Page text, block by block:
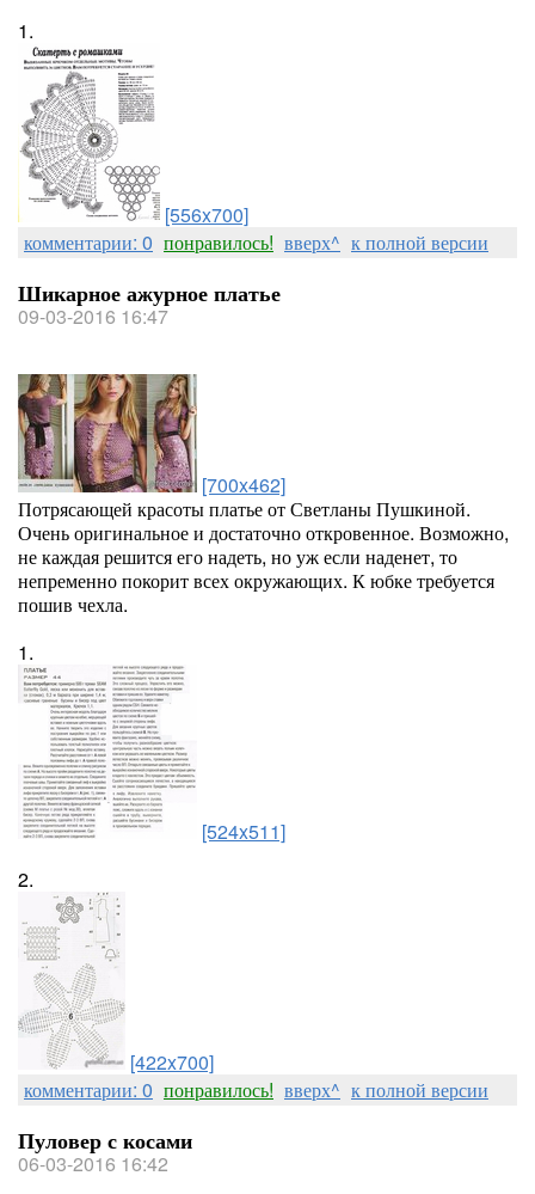
1.
[556x700]
комментарии: 0 понравилось! вверх^ к полной версии
Шикарное ажурное платье
09-03-2016 16:47
[700x462]
Потрясающей красоты платье от Светланы Пушкиной.
Очень оригинальное и достаточно откровенное. Возможно,
не каждая решится его надеть, но уж если наденет, то
непременно покорит всех окружающих. К юбке требуется
пошив чехла.
1.
[524x511]
2.
[422x700]
комментарии: 0 понравилось! вверх^ к полной версии
Пуловер с косами
06-03-2016 16:42